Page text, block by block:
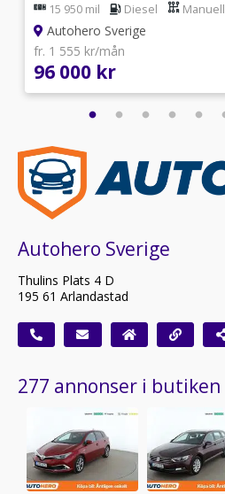
15 950 mil Diesel Manuell
Autohero Sverige
fr. 1 555 kr/mån
96 000 kr
Autohero Sverige
Thulins Plats 4 D
195 61 Arlandastad
277 annonser i butiken